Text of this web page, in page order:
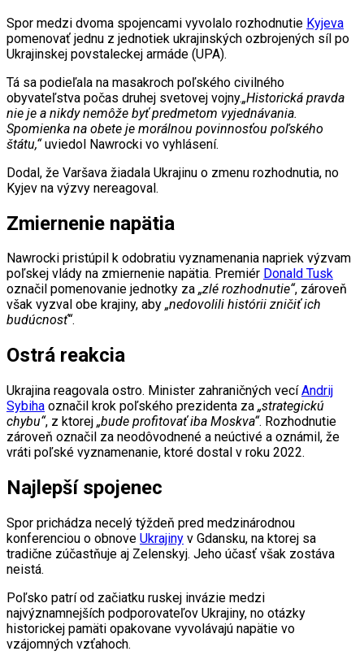
Spor medzi dvoma spojencami vyvolalo rozhodnutie Kyjeva
pomenovať jednu z jednotiek ukrajinských ozbrojených síl po
Ukrajinskej povstaleckej armáde (UPA).
Tá sa podieľala na masakroch poľského civilného
obyvateľstva počas druhej svetovej vojny.„Historická pravda
nie je a nikdy nemôže byť predmetom vyjednávania.
Spomienka na obete je morálnou povinnosťou poľského
štátu,“uviedol Nawrocki vo vyhlásení.
Dodal, že Varšava žiadala Ukrajinu o zmenu rozhodnutia, no
Kyjev na výzvy nereagoval.
Zmiernenie napätia
Nawrocki pristúpil k odobratiu vyznamenania napriek výzvam
poľskej vlády na zmiernenie napätia. Premiér Donald Tusk
označil pomenovanie jednotky za „zlé rozhodnutie“, zároveň
však vyzval obe krajiny, aby „nedovolili histórii zničiť ich
budúcnosť“.
Ostrá reakcia
Ukrajina reagovala ostro. Minister zahraničných vecíAndrij
Sybiha označil krok poľského prezidenta za „strategickú
chybu“, z ktorej „bude profitovať iba Moskva“. Rozhodnutie
zároveň označil za neodôvodnené a neúctivé a oznámil, že
vráti poľské vyznamenanie, ktoré dostal v roku 2022.
Najlepší spojenec
Spor prichádza necelý týždeň pred medzinárodnou
konferenciou o obnove Ukrajiny v Gdansku, na ktorej sa
tradične zúčastňuje aj Zelenskyj. Jeho účasť však zostáva
neistá.
Poľsko patrí od začiatku ruskej invázie medzi
najvýznamnejších podporovateľov Ukrajiny, no otázky
historickej pamäti opakovane vyvolávajú napätie vo
vzájomných vzťahoch.